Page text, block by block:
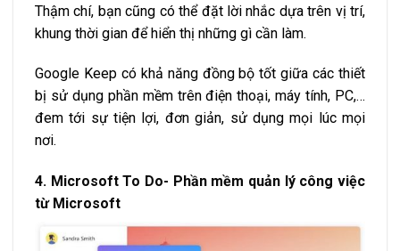
Thậm chí, bạn cũng có thể đặt lời nhắc dựa trên vị trí,
khung thời gian để hiển thị những gì cần làm.
Google Keep có khả năng đồng bộ tốt giữa các thiết
bị sử dụng phần mềm trên điện thoại, máy tính, PC,…
đem tới sự tiện lợi, đơn giản, sử dụng mọi lúc mọi
nơi.
4. Microsoft To Do- Phần mềm quản lý công việc
từ Microsoft